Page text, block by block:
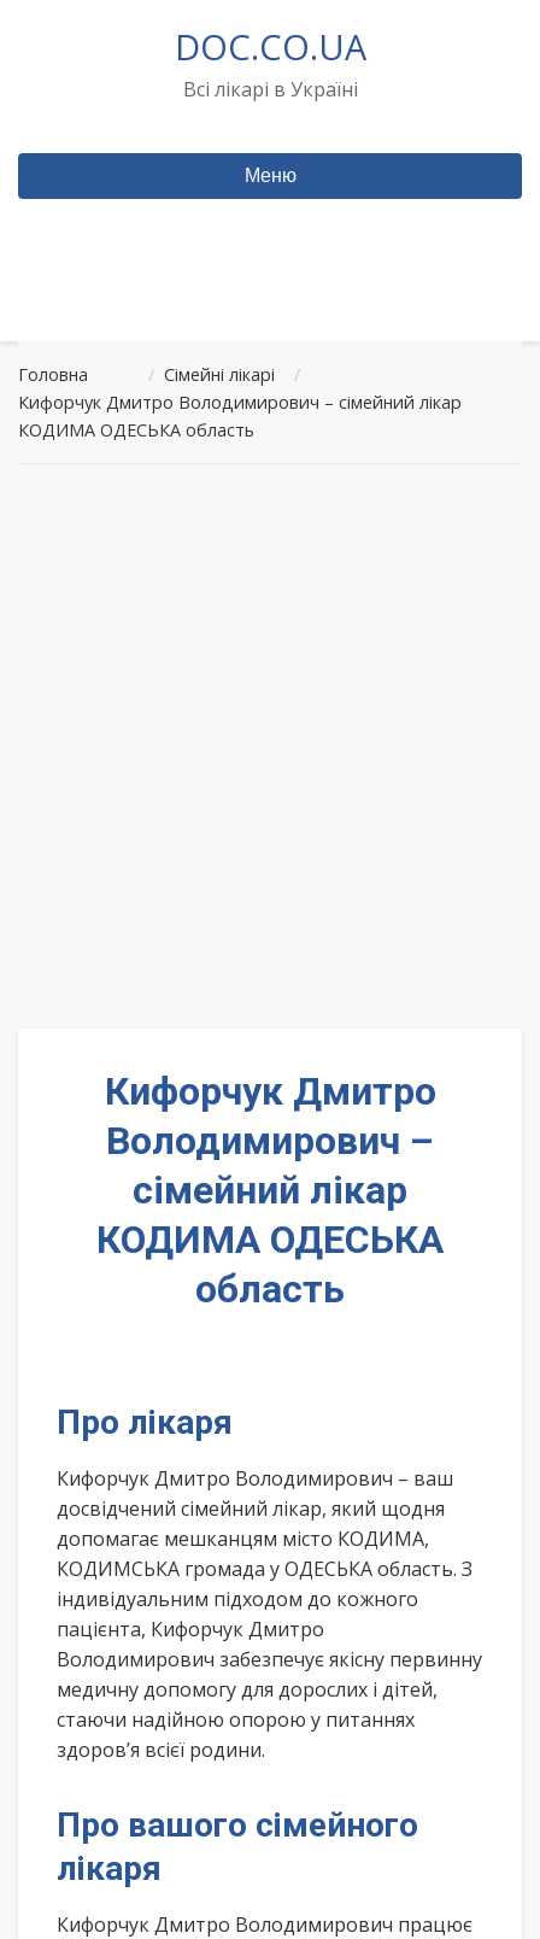
DOC.CO.UA
Всі лікарі в Україні
Меню
Головна / Сімейні лікарі
/
Кифорчук Дмитро Володимирович – сімейний лікар
КОДИМА ОДЕСЬКА область
Кифорчук Дмитро
Володимирович –
сімейний лікар
КОДИМА ОДЕСЬКА
область
Про лікаря
Кифорчук Дмитро Володимирович – ваш
досвідчений сімейний лікар, який щодня
допомагає мешканцям місто КОДИМА,
КОДИМСЬКА громада у ОДЕСЬКА область. З
індивідуальним підходом до кожного
пацієнта, Кифорчук Дмитро
Володимирович забезпечує якісну первинну
медичну допомогу для дорослих і дітей,
стаючи надійною опорою у питаннях
здоров’я всієї родини.
Про вашого сімейного
лікаря
Кифорчук Дмитро Володимирович працює